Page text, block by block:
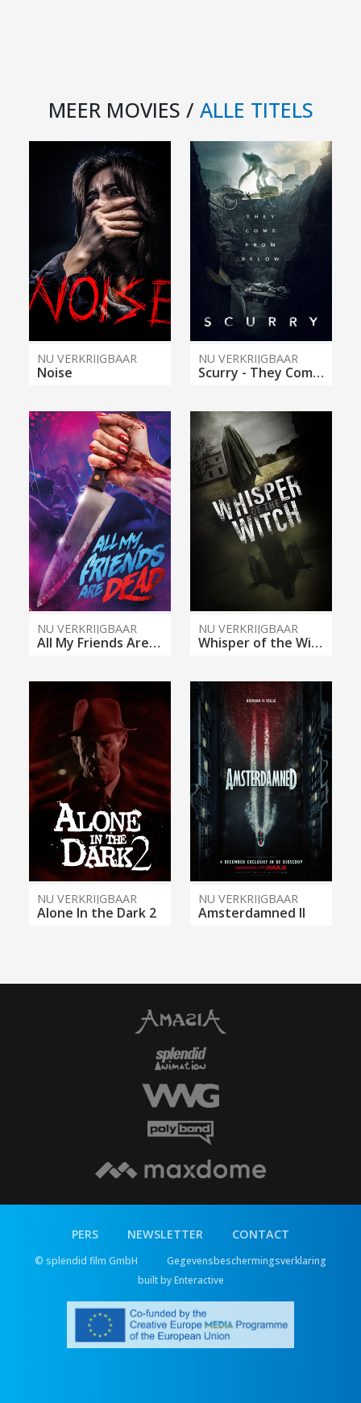
MEER MOVIES / ALLE TITELS
NU VERKRIJGBAAR
Noise
NU VERKRIJGBAAR
Scurry - They Come From Below
NU VERKRIJGBAAR
All My Friends Are Dead
NU VERKRIJGBAAR
Whisper of the Witch
NU VERKRIJGBAAR
Alone In the Dark 2
NU VERKRIJGBAAR
Amsterdamned II
PERS NEWSLETTER CONTACT
© splendid film GmbH
Gegevensbeschermingsverklaring
built by Enteractive